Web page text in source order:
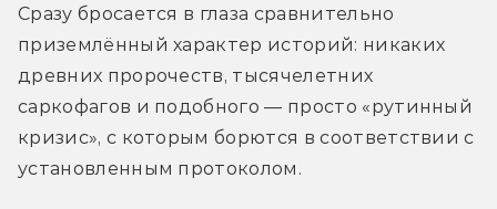
Сразу бросается в глаза сравнительно
приземлённый характер историй: никаких
древних пророчеств, тысячелетних
саркофагов и подобного — просто «рутинный
кризис», с которым борются в соответствии с
установленным протоколом.